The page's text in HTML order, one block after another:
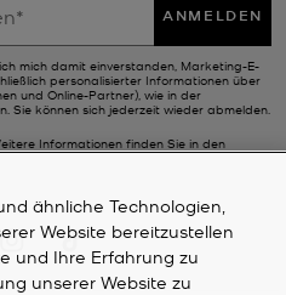
ANMELDEN
mich damit einverstanden, Marketing-E-
personalisierter Informationen über
und Online-Partner), wie in der
Sie können sich jederzeit wieder abmelden.
Informationen finden Sie in den
ähnliche Technologien,
Website bereitzustellen
und Ihre Erfahrung zu
unserer Website zu